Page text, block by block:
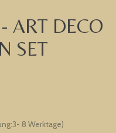
ART DECO
SET
8 Werktage)